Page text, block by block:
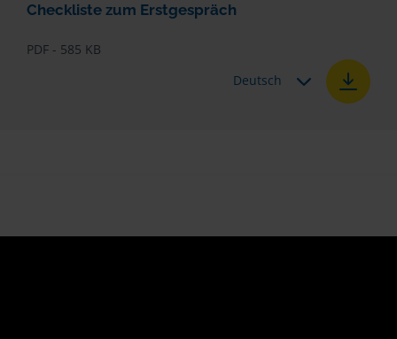
Checkliste zum Erstgespräch
PDF - 585 KB
Deutsch